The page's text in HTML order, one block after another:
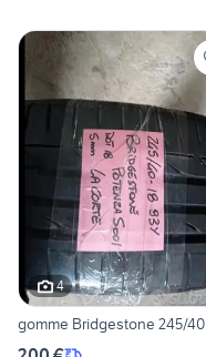
4
gomme Bridgestone 245/40